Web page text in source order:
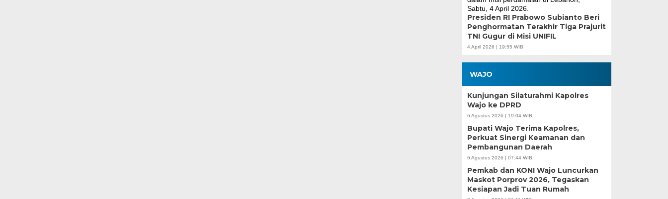
Presiden RI Prabowo Subianto Beri
Penghormatan Terakhir Tiga Prajurit
TNI Gugur di Misi UNIFIL
4 April 2026 | 19:55 WIB
WAJO
Kunjungan Silaturahmi Kapolres
Wajo ke DPRD
6 Agustus 2026 | 19:04 WIB
Bupati Wajo Terima Kapolres,
Perkuat Sinergi Keamanan dan
Pembangunan Daerah
6 Agustus 2026 | 07:44 WIB
Pemkab dan KONI Wajo Luncurkan
Maskot Porprov 2026, Tegaskan
Kesiapan Jadi Tuan Rumah